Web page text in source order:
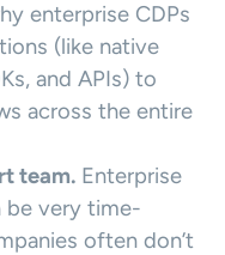
enterprise CDPs
(like native
and APIs) to
across the entire
team. Enterprise
be very time-
often don’t